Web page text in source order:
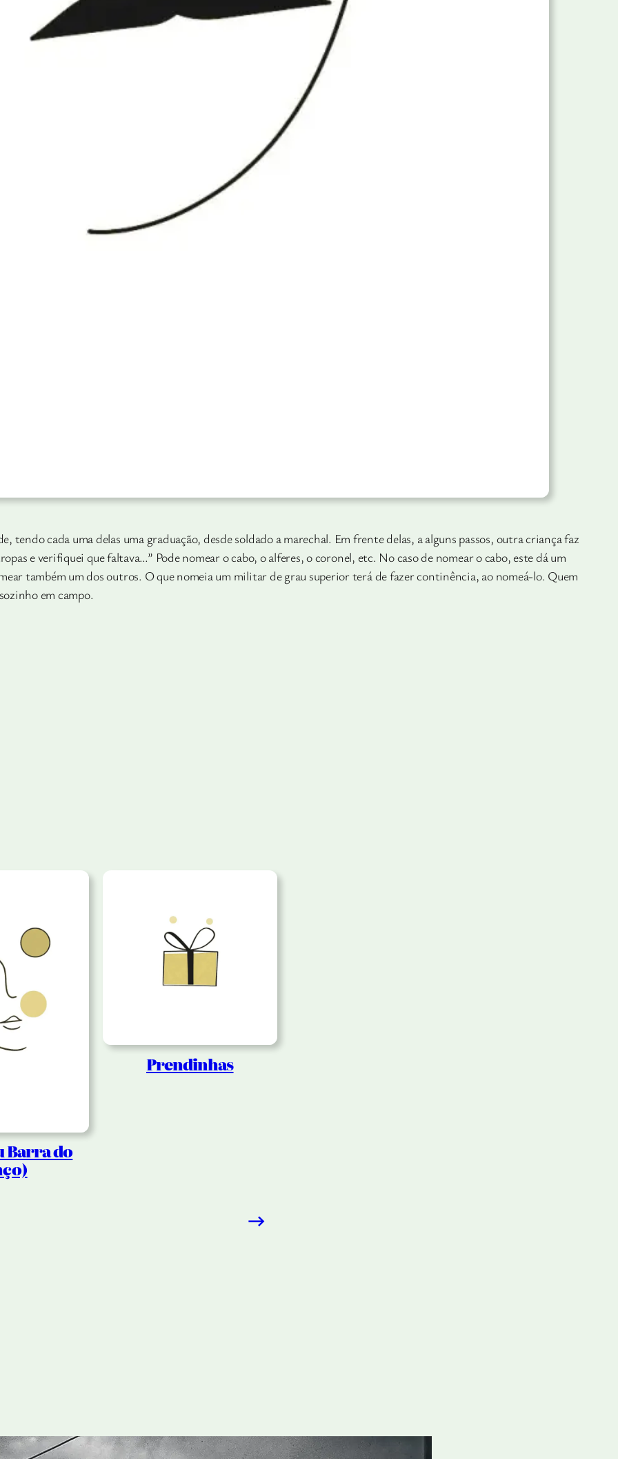
tendo cada uma delas uma graduação, desde soldado a marechal. Em frente delas, a alguns passos, outra criança faz
e verifiquei que faltava…” Pode nomear o cabo, o alferes, o coronel, etc. No caso de nomear o cabo, este dá um
também um dos outros. O que nomeia um militar de grau superior terá de fazer continência, ao nomeá-lo. Quem
em campo.
Barra do
Prendinhas
→